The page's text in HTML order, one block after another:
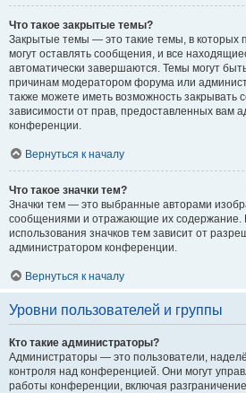
Что такое закрытые темы?
Закрытые темы — это такие темы, в которых
могут оставлять сообщения, и все
автоматически завершаются. Темы могут
причинам модератором форума или
также можете иметь возможность закрывать
зависимости от прав, предоставленных вам
конференции.
Вернуться к началу
Что такое значки тем?
Значки тем — это выбранные авторами
сообщениями и отражающие их содержание.
использования значков тем зависит от
администратором конференции.
Вернуться к началу
Уровни пользователей и группы
Кто такие администраторы?
Администраторы — это пользователи,
контроля над конференцией. Они могут
работы конференции, включая